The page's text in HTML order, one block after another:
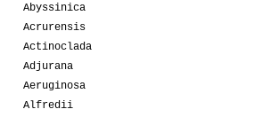
Abyssinica
Acrurensis
Actinoclada
Adjurana
Aeruginosa
Alfredii